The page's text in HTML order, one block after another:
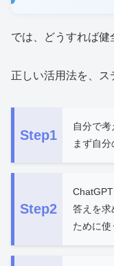
では、どうすれば健
正しい活用法を、ス
Step1
自分で
まず自分
Step2
答えを求
ために使